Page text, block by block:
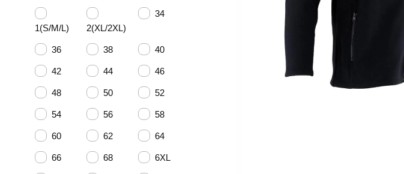
1(S/M/L) 2(XL/2XL)
34
36 38 40
42 44 46
48 50 52
54 56 58
60 62 64
66 68 6XL